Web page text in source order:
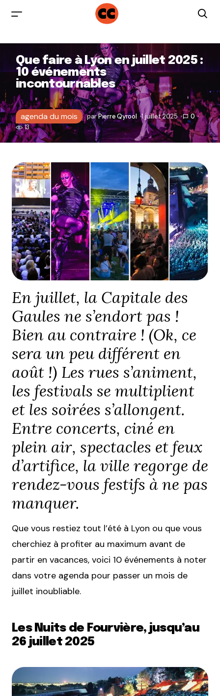
Que faire à Lyon en juillet 2025 :
10 événements
incontournables
agenda du mois parPierre Qyrool 1 juillet 2025
0
13
En juillet, la Capitale des
Gaules ne s’endort pas !
Bien au contraire ! (Ok, ce
sera un peu différent en
août !) Les rues s’animent,
les festivals se multiplient
et les soirées s’allongent.
Entre concerts, ciné en
plein air, spectacles et feux
d’artifice, la ville regorge de
rendez-vous festifs à ne pas
manquer.
Que vous restiez tout l’été à Lyon ou que vous
cherchiez à profiter au maximum avant de
partir en vacances, voici 10 événements à noter
dans votre agenda pour passer un mois de
juillet inoubliable.
Les Nuits de Fourvière, jusqu’au
26 juillet 2025